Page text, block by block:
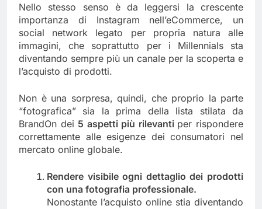
Nello stesso senso è da leggersi la crescente
importanza di Instagram nell’eCommerce, un
social network legato per propria natura alle
immagini, che soprattutto per i Millennials sta
diventando sempre più un canale per la scoperta e
l’acquisto di prodotti.
Non è una sorpresa, quindi, che proprio la parte
“fotografica” sia la prima della lista stilata da
BrandOn dei 5 aspetti più rilevanti per rispondere
correttamente alle esigenze dei consumatori nel
mercato online globale.
Rendere visibile ogni dettaglio dei prodotti
con una fotografia professionale.
Nonostante l’acquisto online stia diventando